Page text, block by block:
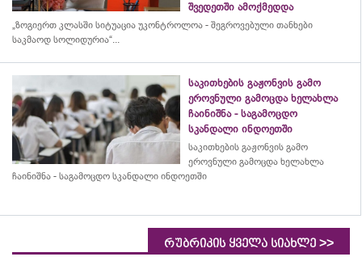
შვედეთში ამოქმედდა
„ზოგიერთ კლასში სიტუაცია უკონტროლოა - შეგროვებული თანხები
საკმაოდ სოლიდურია“...
საკითხების გაჟონვის გამო
ეროვნული გამოცდა ხელახლა
ჩაინიშნა - საგამოცდო
სკანდალი ინდოეთში
საკითხების გაჟონვის გამო
ეროვნული გამოცდა ხელახლა
ჩაინიშნა - საგამოცდო სკანდალი ინდოეთში
რუბრიკის ყველა სიახლე >>